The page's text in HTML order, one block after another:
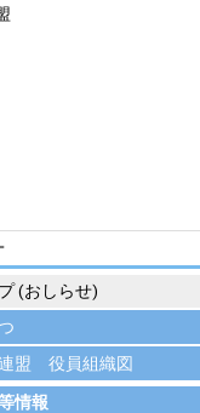
(おしらせ)
盟 役員組織図
情報